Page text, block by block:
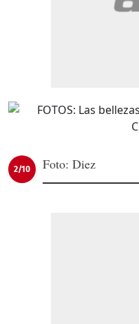
2/10 Foto: Diez